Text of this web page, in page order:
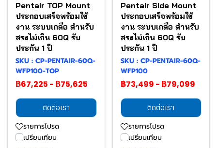
Pentair TOP Mount
ประกอบเสร็จพร้อมใช้
งาน ระบบเกลือ สำหรับ
สระไม่เกิน 60Q รับ
ประกัน 1 ปี
SKU : CP-PENTAIR-60Q-
WFP100-TOP
฿67,225 - ฿75,625
ติดต่อเรา
รายการโปรด
เปรียบเทียบ
Pentair Side Mount
ประกอบเสร็จพร้อมใช้
งาน ระบบเกลือ สำหรับ
สระไม่เกิน 60Q รับ
ประกัน 1 ปี
SKU : CP-PENTAIR-60Q-
WFP100
฿73,499 - ฿79,099
ติดต่อเรา
รายการโปรด
เปรียบเทียบ